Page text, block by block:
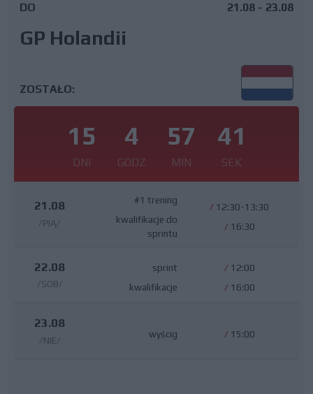
DO
GP Holandii
21.08 - 23.08
ZOSTAŁO:
15
DNI
4
GODZ
57
MIN
40
SEK
21.08
/PIĄ/
#1 trening
kwalifikacje do
sprintu
/ 12:30-13:30
/ 16:30
22.08
/SOB/
sprint
kwalifikacje
/ 12:00
/ 16:00
23.08
/NIE/
wyścig / 15:00